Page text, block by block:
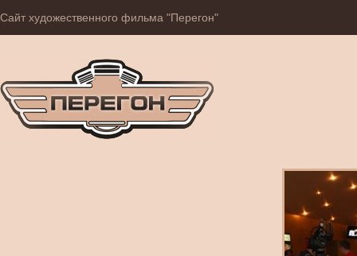
Сайт художественного фильма "Перегон"